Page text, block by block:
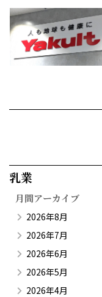
乳業​
月間アーカイブ
2026年8月
2026年7月
2026年6月
2026年5月
2026年4月